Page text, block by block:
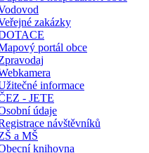
zakázky
portál obce
informace
- JETE
údaje
návštěvníků
a MŠ
knihovna